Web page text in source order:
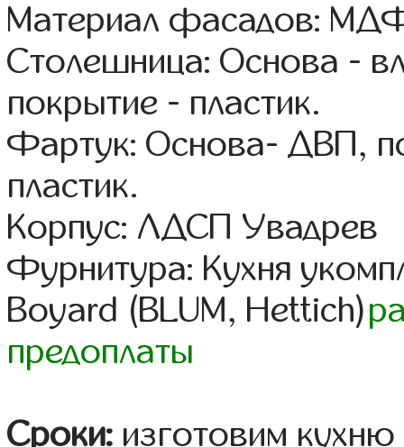
Материал фасадов:
Столешница: Основа -
покрытие - пластик.
Фартук: Основа- ДВП,
пластик.
Корпус: ЛДСП Увадрев
Фурнитура: Кухня
Boyard (BLUM, Hettich)
предоплаты
Сроки: изготовим